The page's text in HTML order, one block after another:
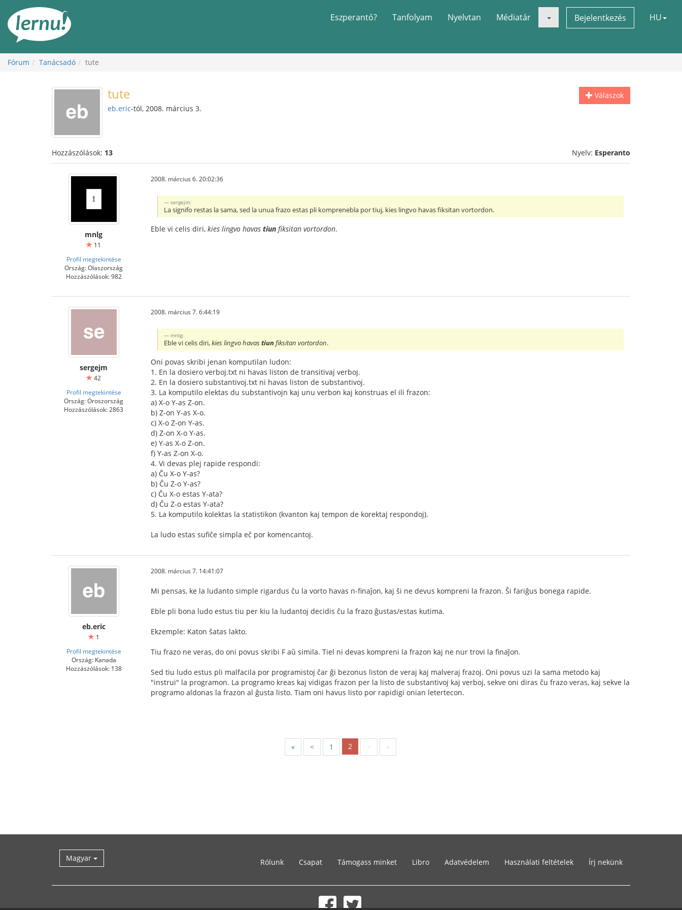
Eszperantó? Tanfolyam Nyelvtan Médiatár Bejelentkezés HU
Fórum Tanácsadó tute
Válaszok
tute
eb.eric-tól, 2008. március 3.
Hozzászólások: 13 Nyelv: Esperanto
mnlg
11
Profil megtekintése
Ország: Olaszország
Hozzászólások: 982
2008. március 6. 20:02:36
sergejm:
La signifo restas la sama, sed la unua frazo estas pli komprenebla por tiuj, kies lingvo havas fiksitan vortordon.
Eble vi celis diri, kies lingvo havas tiun fiksitan vortordon.
sergejm
42
Profil megtekintése
Ország: Oroszország
Hozzászólások: 2863
2008. március 7. 6:44:19
mnlg:
Eble vi celis diri,kies lingvo havastiunfiksitan vortordon.
Oni povas skribi jenan komputilan ludon:
1. En la dosiero verboj.txt ni havas liston de transitivaj verboj.
2. En la dosiero substantivoj.txt ni havas liston de substantivoj.
3. La komputilo elektas du substantivojn kaj unu verbon kaj konstruas el ili frazon:
a) X-o Y-as Z-on.
b) Z-on Y-as X-o.
c) X-o Z-on Y-as.
d) Z-on X-o Y-as.
e) Y-as X-o Z-on.
f) Y-as Z-on X-o.
4. Vi devas plej rapide respondi:
a) Ĉu X-o Y-as?
b) Ĉu Z-o Y-as?
c) Ĉu X-o estas Y-ata?
d) Ĉu Z-o estas Y-ata?
5. La komputilo kolektas la statistikon (kvanton kaj tempon de korektaj respondoj).
La ludo estas sufiĉe simpla eĉ por komencantoj.
eb.eric
1
Profil megtekintése
Ország: Kanada
Hozzászólások: 138
2008. március 7. 14:41:07
Mi pensas, ke la ludanto simple rigardus ĉu la vorto havas n-finaĵon, kaj ŝi ne devus kompreni la frazon. Ŝi fariĝus bonega rapide.
Eble pli bona ludo estus tiu per kiu la ludantoj decidis ĉu la frazo ĝustas/estas kutima.
Ekzemple: Katon ŝatas lakto.
Tiu frazo ne veras, do oni povus skribi F aŭ simila. Tiel ni devas kompreni la frazon kaj ne nur trovi la finaĵon.
Sed tiu ludo estus pli malfacila por programistoj ĉar ĝi bezonus liston de veraj kaj malveraj frazoj. Oni povus uzi la sama metodo kaj
"instrui" la programon. La programo kreas kaj vidigas frazon per la listo de substantivoj kaj verboj, sekve oni diras ĉu frazo veras, kaj sekve la
programo aldonas la frazon al ĝusta listo. Tiam oni havus listo por rapidigi onian letertecon.
« < 1 2 > »
Magyar Rólunk Csapat Támogass minket Libro Adatvédelem Használati feltételek Írj nekünk